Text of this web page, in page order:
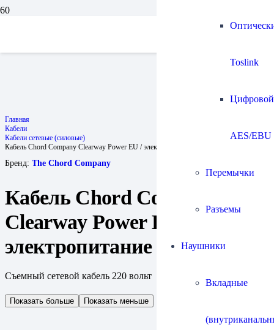
Toslink
Цифровой
AES/EBU
Перемычки
Разъемы
Наушники
Вкладные
Главная
Кабели
Кабели сетевые (силовые)
Кабель Chord Company Clearway Power EU / электропитание
Бренд: The Chord Company
Кабель Chord Company
Clearway Power EU /
электропитание
Съемный сетевой кабель 220 вольт
Показать больше Показать меньше